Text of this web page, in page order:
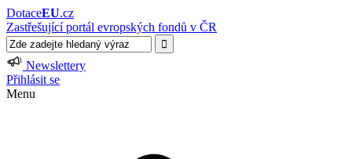
DotaceEU.cz
Zastřešující portál evropských fondů v ČR
Newslettery
Přihlásit se
Menu